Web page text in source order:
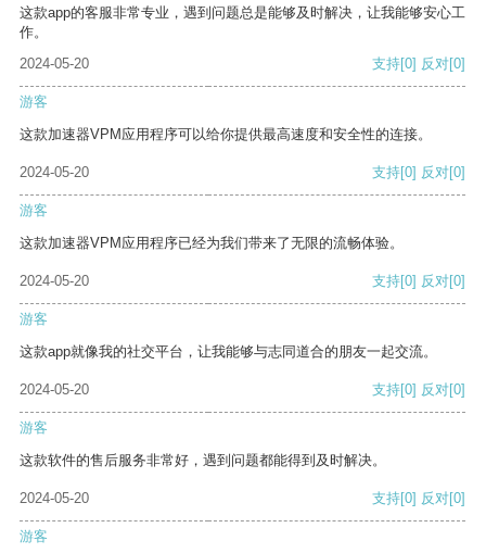
这款app的客服非常专业，遇到问题总是能够及时解决，让我能够安心工
作。
2024-05-20
支持[0] 反对[0]
游客
这款加速器VPM应用程序可以给你提供最高速度和安全性的连接。
2024-05-20 支持[0] 反对[0]
游客
这款加速器VPM应用程序已经为我们带来了无限的流畅体验。
2024-05-20 支持[0] 反对[0]
游客
这款app就像我的社交平台，让我能够与志同道合的朋友一起交流。
2024-05-20 支持[0] 反对[0]
游客
这款软件的售后服务非常好，遇到问题都能得到及时解决。
2024-05-20 支持[0] 反对[0]
游客